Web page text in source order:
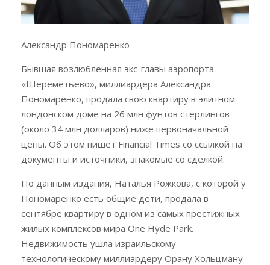
Александр Пономаренко
Бывшая возлюбленная экс-главы аэропорта
«Шереметьево», миллиардера Александра
Пономаренко, продала свою квартиру в элитном
лондонском доме на 26 млн фунтов стерлингов
(около 34 млн долларов) ниже первоначальной
цены. Об этом пишет Financial Times со ссылкой на
документы и источники, знакомые со сделкой.
По данным издания, Наталья Рожкова, с которой у
Пономаренко есть общие дети, продала в
сентябре квартиру в одном из самых престижных
жилых комплексов мира One Hyde Park.
Недвижимость ушла израильскому
технологическому миллиардеру Орану Хольцману